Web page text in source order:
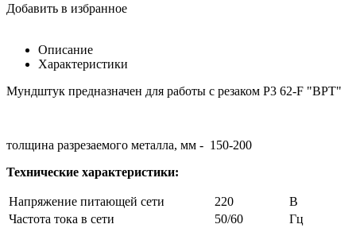
Добавить в избранное
Описание
Характеристики
Мундштук предназначен для работы с резаком Р3 62-F "ВРТ"
толщина разрезаемого металла, мм - 150-200
Технические характеристики:
Напряжение питающей сети 220
В
Частота тока в сети
50/60
Гц